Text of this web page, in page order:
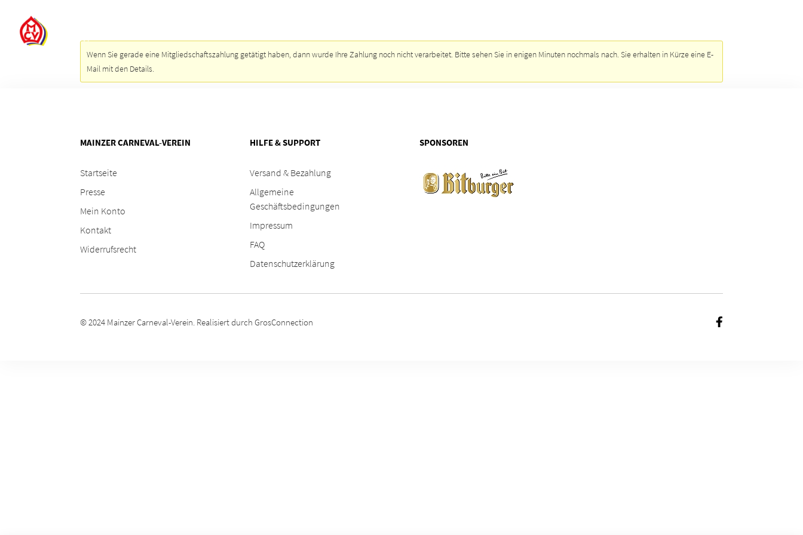
Wenn Sie gerade eine Mitgliedschaftszahlung getätigt haben, dann wurde Ihre Zahlung noch nicht verarbeitet. Bitte sehen Sie in enigen Minuten nochmals nach. Sie erhalten in Kürze eine E-
Mail mit den Details.
MAINZER CARNEVAL-VEREIN
Startseite
Presse
Mein Konto
Kontakt
Widerrufsrecht
HILFE & SUPPORT
Versand & Bezahlung
Allgemeine
Geschäftsbedingungen
Impressum
FAQ
Datenschutzerklärung
SPONSOREN
© 2024 Mainzer Carneval-Verein . Realisiert durchGrosConnection